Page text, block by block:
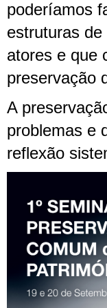
poderíamos
estruturas
atores e que
preservação
A
problemas e
reflexão